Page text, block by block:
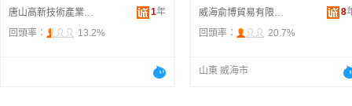
唐山高新技術產業開發區甜源食品商行
1年
回頭率：
13.2%
威海俞博貿易有限公司
8
回頭率：
20.7%
山東 威海市